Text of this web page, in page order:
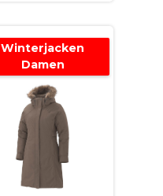
Winterjacken
Damen